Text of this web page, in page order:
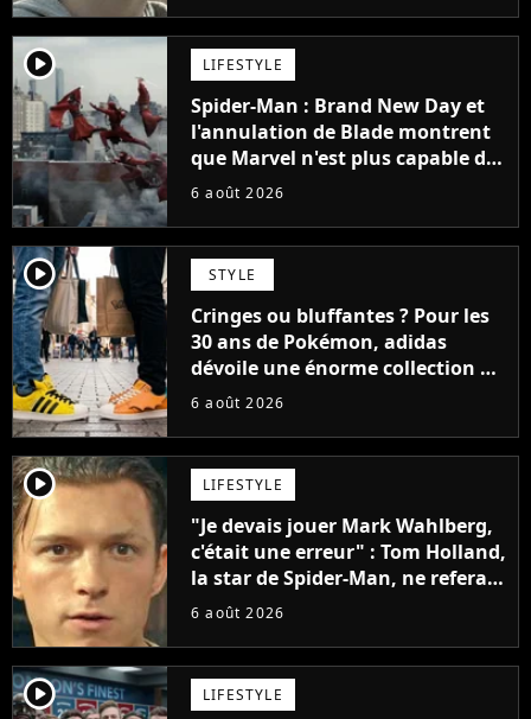
player2 LIFESTYLE
Spider-Man : Brand New Day et
l'annulation de Blade montrent
que Marvel n'est plus capable de
faire quoi que ce soit de simple
6 août 2026
player2 STYLE
Cringes ou bluffantes ? Pour les
30 ans de Pokémon, adidas
dévoile une énorme collection de
sneakers et je ne sais pas quoi en
6 août 2026
player2 LIFESTYLE
"Je devais jouer Mark Wahlberg,
c'était une erreur" : Tom Holland,
la star de Spider-Man, ne referait
pas ce blockbuster
6 août 2026
player2 LIFESTYLE